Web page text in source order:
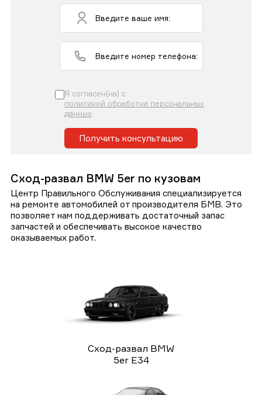
Я согласен(на) с
политикой обработки персональных
данных
Получить консультацию
Сход-развал BMW 5er по кузовам
Центр Правильного Обслуживания специализируется
на ремонте автомобилей от производителя БМВ. Это
позволяет нам поддерживать достаточный запас
запчастей и обеспечивать высокое качество
оказываемых работ.
Сход-развал BMW
5er E34